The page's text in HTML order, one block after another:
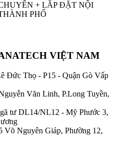
+ LẮP ĐẶT NỘI
PHỐ
VIỆT NAM
Đức Thọ - P15 - Quận Gò Vấp
Văn Linh, P.Long Tuyền,
tư DL14/NL12 - Mỹ Phước 3,
Võ Nguyên Giáp, Phường 12,